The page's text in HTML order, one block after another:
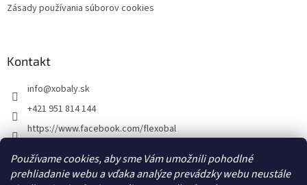
Používame cookies, aby sme Vám umožnili pohodlné
prehliadanie webu a vďaka analýze prevádzky webu neustále
Zásady používania súborov cookies
Kontakt
info@xobaly.sk
+421 951 814 144
https://www.facebook.com/flexobal